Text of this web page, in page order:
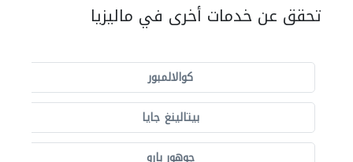
تحقق عن خدمات أخرى في ماليزيا
كوالالمبور
بيتالينغ جايا
جوهور بارو